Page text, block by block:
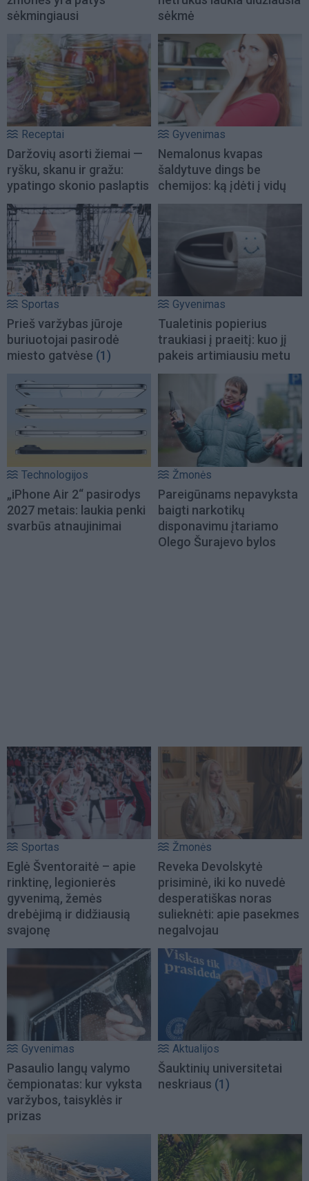
sėkmingiausi
sėkmė
Receptai
Daržovių asorti žiemai —
ryšku, skanu ir gražu:
ypatingo skonio paslaptis
Gyvenimas
Nemalonus kvapas
šaldytuve dings be
chemijos: ką įdėti į vidų
Sportas
Prieš varžybas jūroje
buriuotojai pasirodė
miesto gatvėse (1)
Gyvenimas
Tualetinis popierius
traukiasi į praeitį: kuo jį
pakeis artimiausiu metu
Technologijos
„iPhone Air 2“ pasirodys
2027 metais: laukia penki
svarbūs atnaujinimai
Žmonės
Pareigūnams nepavyksta
baigti narkotikų
disponavimu įtariamo
Olego Šurajevo bylos
Sportas
Eglė Šventoraitė – apie
rinktinę, legionierės
gyvenimą, žemės
drebėjimą ir didžiausią
svajonę
Žmonės
Reveka Devolskytė
prisiminė, iki ko nuvedė
desperatiškas noras
sulieknėti: apie pasekmes
negalvojau
Gyvenimas
Pasaulio langų valymo
čempionatas: kur vyksta
varžybos, taisyklės ir
prizas
Aktualijos
Šauktinių universitetai
neskriaus (1)